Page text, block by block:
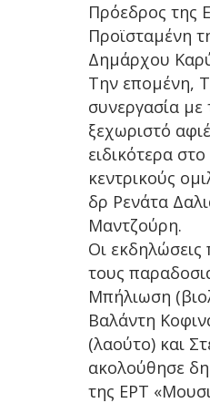
Πρόεδρος της
Προϊσταμένη
Δημάρχου
Την επομένη,
συνεργασία
ξεχωριστό
ειδικότερα
κεντρικούς
δρ Ρενάτα
Μαντζούρη.
Οι εκδηλώσεις
τους
Μπήλιωση
Βαλάντη
(λαούτο) και
ακολούθησε
της ΕΡΤ